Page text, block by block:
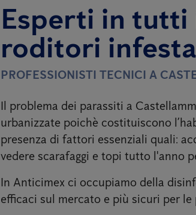
Esperti in
roditori
PROFESSIONISTI TECNICI A
Il problema dei parassiti a
urbanizzate poichè costituiscono
presenza di fattori essenziali quali:
vedere scarafaggi e topi tutto l'anno
In Anticimex ci occupiamo della
efficaci sul mercato e più sicuri per